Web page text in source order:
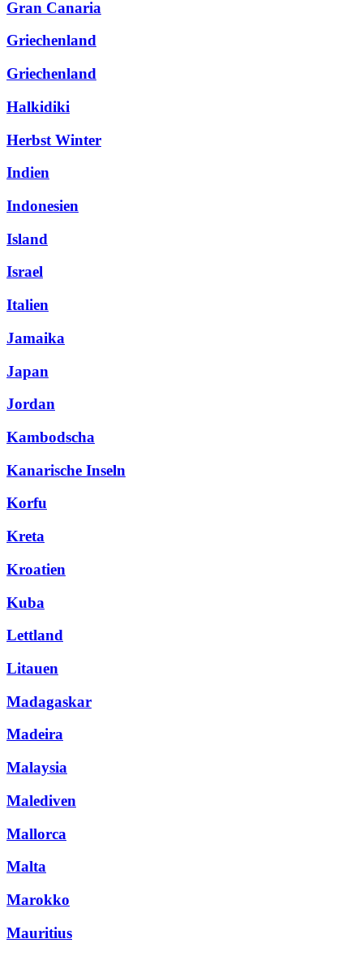
Gran Canaria
Griechenland
Griechenland
Halkidiki
Herbst Winter
Indien
Indonesien
Island
Israel
Italien
Jamaika
Japan
Jordan
Kambodscha
Kanarische Inseln
Korfu
Kreta
Kroatien
Kuba
Lettland
Litauen
Madagaskar
Madeira
Malaysia
Malediven
Mallorca
Malta
Marokko
Mauritius